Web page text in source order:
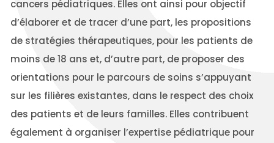
cancers pédiatriques. Elles ont ainsi pour objectif
d’élaborer et de tracer d’une part, les propositions
de stratégies thérapeutiques, pour les patients de
moins de 18 ans et, d’autre part, de proposer des
orientations pour le parcours de soins s’appuyant
sur les filières existantes, dans le respect des choix
des patients et de leurs familles. Elles contribuent
également à organiser l’expertise pédiatrique pour